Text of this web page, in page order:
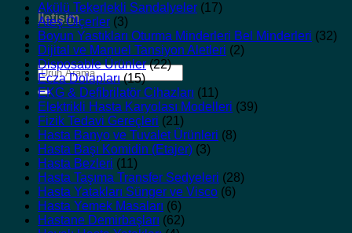
İletişim
Ara:
Akülü Tekerlekli Sandalyeler (17)
Ateş Ölçerler (3)
Boyun Yastıkları Oturma Minderleri Bel Minderleri (32)
Dijital ve Manuel Tansiyon Aletleri (2)
Disposable Ürünler (22)
Ecza Dolapları (15)
EKG & Defibrilatör Cihazları (11)
Elektrikli Hasta Karyolası Modelleri (39)
Fizik Tedavi Gereçleri (21)
Hasta Banyo ve Tuvalet Ürünleri (8)
Hasta Başı Komidin (Etajer) (3)
Hasta Bezleri (11)
Hasta Taşıma Transfer Sedyeleri (28)
Hasta Yatakları Sünger ve Visco (6)
Hasta Yemek Masaları (6)
Hastane Demirbaşları (62)